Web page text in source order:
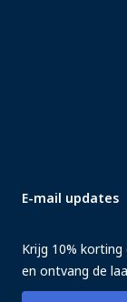
E-mail updates
Krijg 10% korting
en ontvang de